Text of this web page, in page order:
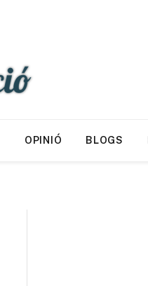
OPINIÓ BLOGS